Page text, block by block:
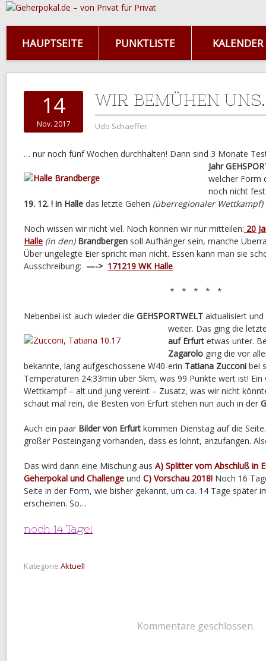
HAUPTSEITE PUNKTLISTE KALENDER
14
Nov. 2017
WIR BEMÜHEN
Udo Schaeffer
… nur noch fünf Wochen durchhalten! Dann sind 3 Monate
Jahr
welcher Form
noch nicht
19. 12. ! in Halle das letzte Gehen (überregionaler Wettkampf)
Noch wissen wir nicht viel. Noch können wir nur mitteilen: 20
Halle (in den) Brandbergen soll Aufhänger sein, manche
Über ungelegte Eier spricht man nicht. Essen kann man sie
Ausschreibung: —-> 171219 WK Halle
* * * * *
Nebenbei ist auch wieder die GEHSPORTWELT aktualisiert
weiter. Das ging die
auf Erfurt etwas unter.
Zagarolo ging die vor
bekannte, lang aufgeschossene W40-erin Tatiana Zucconi bei
Temperaturen 24:33min über 5km, was 99 Punkte wert ist!
Wettkampf – alt und jung vereint – Zusatz, was wir nicht
schaut mal rein, die Besten von Erfurt stehen nun auch in der
Auch ein paar Bilder von Erfurt kommen Dienstag auf die
großer Posteingang vorhanden, dass es lohnt, anzufangen.
Das wird dann eine Mischung aus A) Splitter vom Abschluß in
Geherpokal und Challenge und C) Vorschau 2018! Noch 16
Seite in der Form, wie bisher gekannt, um ca. 14 Tage später
erscheinen. So…
noch 14 Tage!
Kategorie Aktuell
Kommentare geschlossen.